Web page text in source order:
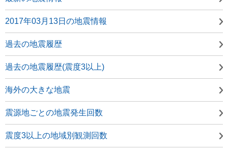
2017年03月13日の地震情報
過去の地震履歴
過去の地震履歴(震度3以上)
海外の大きな地震
震源地ごとの地震発生回数
震度3以上の地域別観測回数